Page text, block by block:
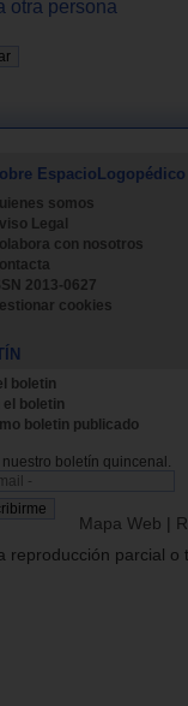
otra persona
EspacioLogopédico
somos
Legal
con nosotros
2013-0627
cookies
boletin
el boletin
boletin publicado
nuestro boletín quincenal.
Mapa Web |
reproducción parcial o